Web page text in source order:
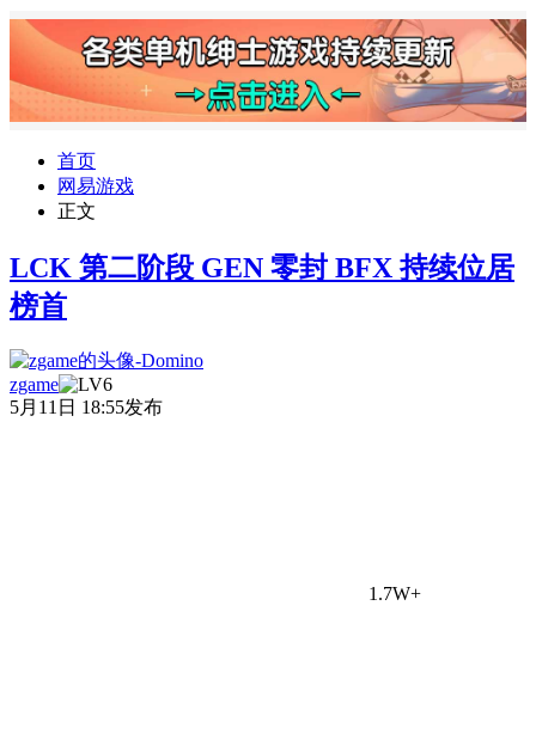
首页
网易游戏
正文
LCK 第二阶段 GEN 零封 BFX 持续位居
榜首
zgame
5月11日 18:55发布
1.7W+